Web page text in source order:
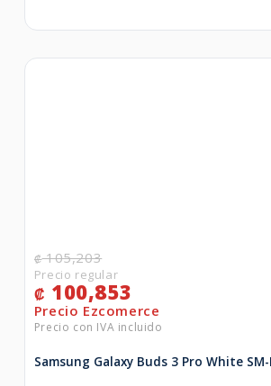
₡105,203
₡ 100,853
Samsung Galaxy Buds 3 Pro White SM-